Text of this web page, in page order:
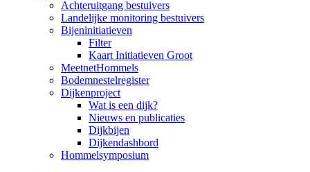
Achteruitgang bestuivers
Landelijke monitoring bestuivers
Bijeninitiatieven
Filter
Kaart Initiatieven Groot
MeetnetHommels
Bodemnestelregister
Dijkenproject
Wat is een dijk?
Nieuws en publicaties
Dijkbijen
Dijkendashbord
Hommelsymposium